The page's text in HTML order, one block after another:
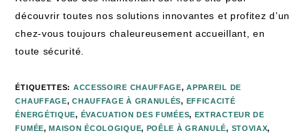
découvrir toutes nos solutions innovantes et profitez d’un
chez-vous toujours chaleureusement accueillant, en
toute sécurité.
ÉTIQUETTES: ACCESSOIRE CHAUFFAGE, APPAREIL DE
CHAUFFAGE, CHAUFFAGE À GRANULÉS, EFFICACITÉ
ÉNERGÉTIQUE, ÉVACUATION DES FUMÉES, EXTRACTEUR DE
FUMÉE, MAISON ÉCOLOGIQUE, POÊLE À GRANULÉ, STOVIAX,